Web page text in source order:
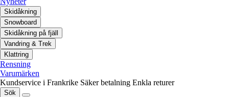
Skidåkning
Snowboard
Skidåkning på fjäll
Vandring & Trek
Klattring
Rensning
Varumärken
Kundservice i Frankrike Säker betalning Enkla returer
Sök